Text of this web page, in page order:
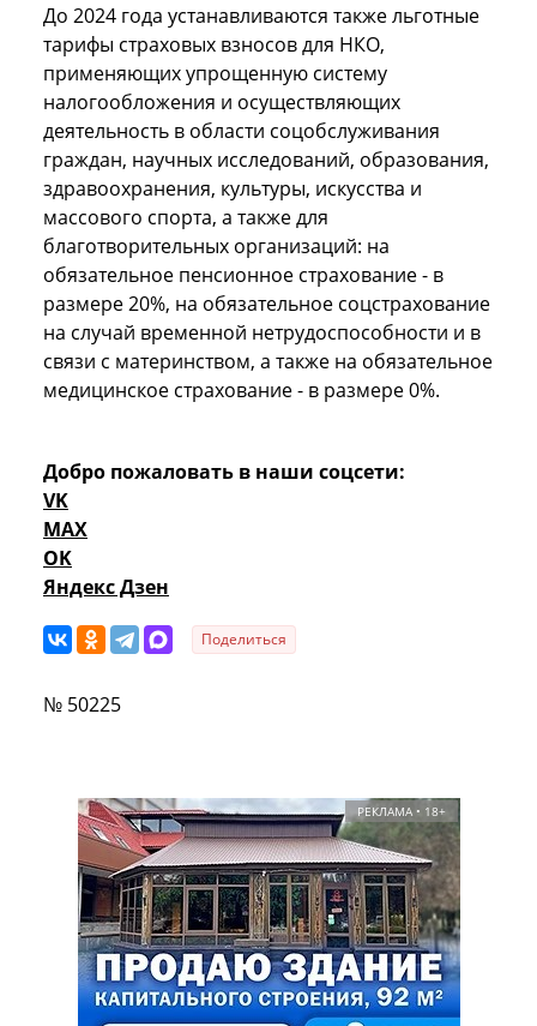
До 2024 года устанавливаются также льготные
тарифы страховых взносов для НКО,
применяющих упрощенную систему
налогообложения и осуществляющих
деятельность в области соцобслуживания
граждан, научных исследований, образования,
здравоохранения, культуры, искусства и
массового спорта, а также для
благотворительных организаций: на
обязательное пенсионное страхование - в
размере 20%, на обязательное соцстрахование
на случай временной нетрудоспособности и в
связи с материнством, а также на обязательное
медицинское страхование - в размере 0%.
Добро пожаловать в наши соцсети:
VK
MAX
OK
Яндекс Дзен
Поделиться
№ 50225
РЕКЛАМА • 18+